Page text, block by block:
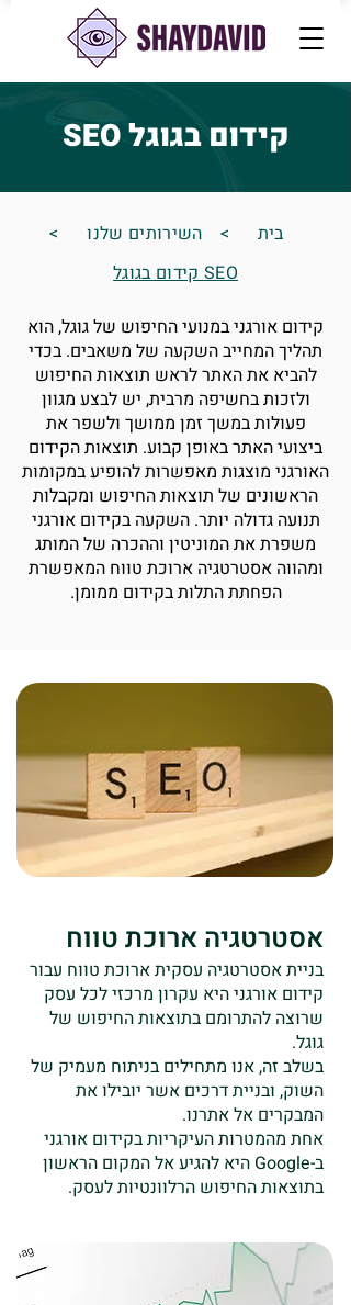
קידום בגוגל SEO
בית > השירותים שלנו
>
SEO קידום בגוגל
קידום אורגני במנועי החיפוש של גוגל, הוא
תהליך המחייב השקעה של משאבים. בכדי
להביא את האתר לראש תוצאות החיפוש
ולזכות בחשיפה מרבית, יש לבצע מגוון
פעולות במשך זמן ממושך ולשפר את
ביצועי האתר באופן קבוע. תוצאות הקידום
האורגני מוצגות מאפשרות להופיע במקומות
הראשונים של תוצאות החיפוש ומקבלות
תנועה גדולה יותר. השקעה בקידום אורגני
משפרת את המוניטין וההכרה של המותג
ומהווה אסטרטגיה ארוכת טווח המאפשרת
הפחתת התלות בקידום ממומן.
אסטרטגיה ארוכת טווח
בניית אסטרטגיה עסקית ארוכת טווח עבור
קידום אורגני היא עקרון מרכזי לכל עסק
שרוצה להתרומם בתוצאות החיפוש של
גוגל.
בשלב זה, אנו מתחילים בניתוח מעמיק של
השוק, ובניית דרכים אשר יובילו את
המבקרים אל אתרנו.
אחת מהמטרות העיקריות בקידום אורגני
ב-Google היא להגיע אל המקום הראשון
בתוצאות החיפוש הרלוונטיות לעסק.